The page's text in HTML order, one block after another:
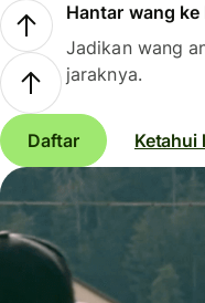
Hantar wang
Jadikan wang
jaraknya.
Daftar Ketahui